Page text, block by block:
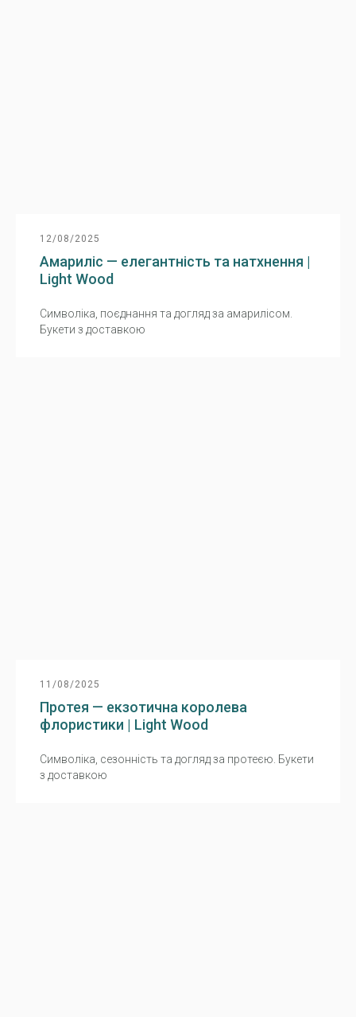
12/08/2025
Амариліс — елегантність та натхнення |
Light Wood
Символіка, поєднання та догляд за амарилісом.
Букети з доставкою
11/08/2025
Протея — екзотична королева
флористики | Light Wood
Символіка, сезонність та догляд за протеєю. Букети
з доставкою